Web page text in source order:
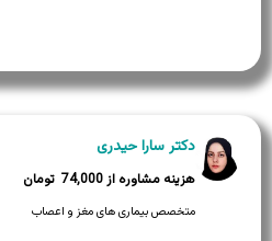
دکتر سارا حیدری
74,000
متخصص بیماری های مغز و اعصاب